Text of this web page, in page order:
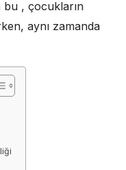
bu , çocukların
aynı zamanda